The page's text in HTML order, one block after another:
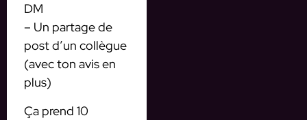
DM
– Un partage de
post d’un collègue
(avec ton avis en
plus)
Ça prend 10